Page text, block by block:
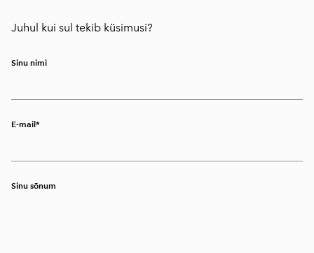
Juhul kui sul tekib küsimusi?
Sinu nimi
E-mail
Sinu sõnum